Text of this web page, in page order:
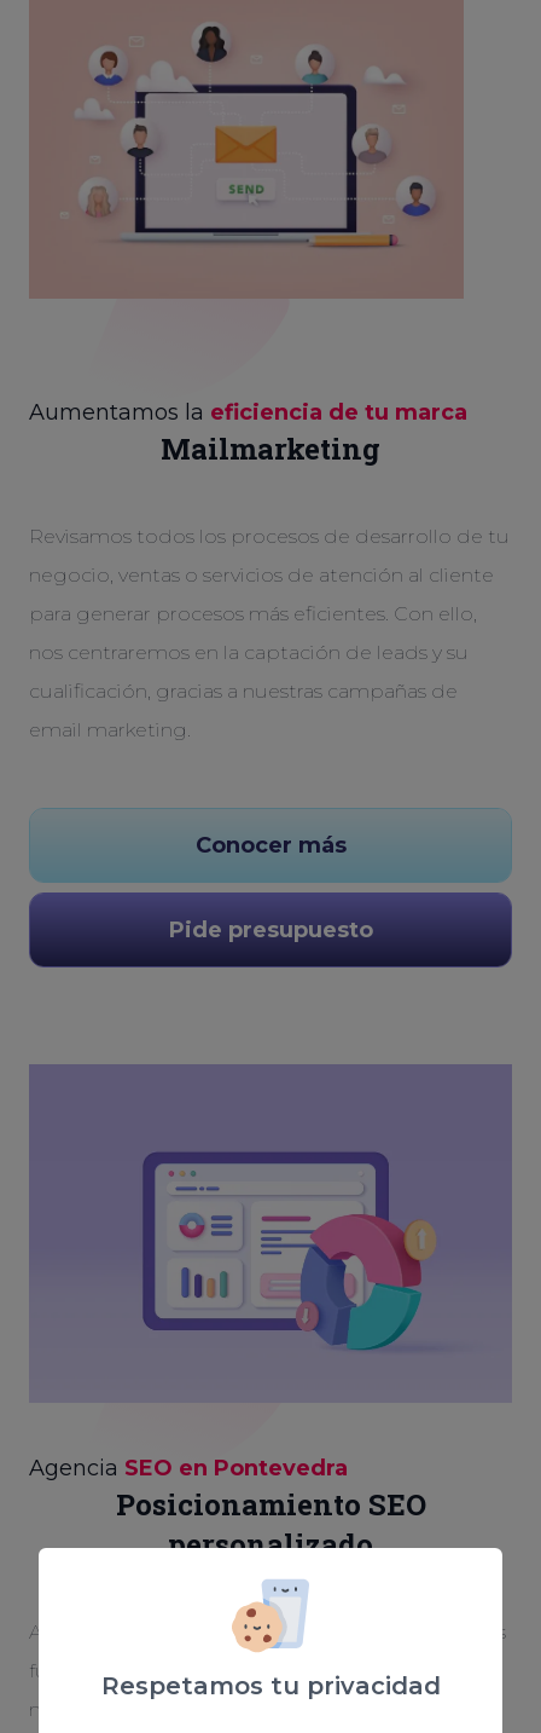
Respetamos tu privacidad
Aumentamos la eficiencia de tu marca
Mailmarketing
Revisamos todos los procesos de desarrollo de tu
negocio, ventas o servicios de atención al cliente
para generar procesos más eficientes. Con ello,
nos centraremos en la captación de leads y su
cualificación, gracias a nuestras campañas de
email marketing.
Conocer más
Pide presupuesto
Agencia SEO en Pontevedra
Posicionamiento SEO
personalizado
Aparecer en las primeras posiciones de Google es
fundamental para otorgarle notoriedad a tu
negocio. Creamos una estrategia optimizada y